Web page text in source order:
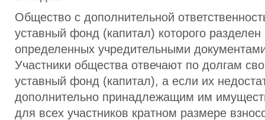
Общество с дополнительной
уставный фонд (капитал) которого разделен
определенных учредительными
Участники общества отвечают по долгам
уставный фонд (капитал), а если их
дополнительно принадлежащим им
для всех участников кратном размере